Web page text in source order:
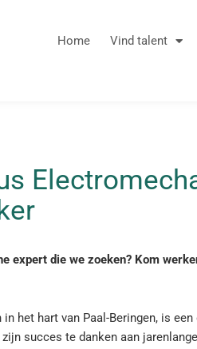
Home Vind talent
expert die we zoeken? Kom
in het hart van Paal-Beringen, is
succes te danken aan